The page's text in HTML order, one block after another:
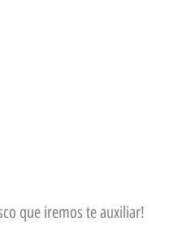
que iremos te auxiliar!